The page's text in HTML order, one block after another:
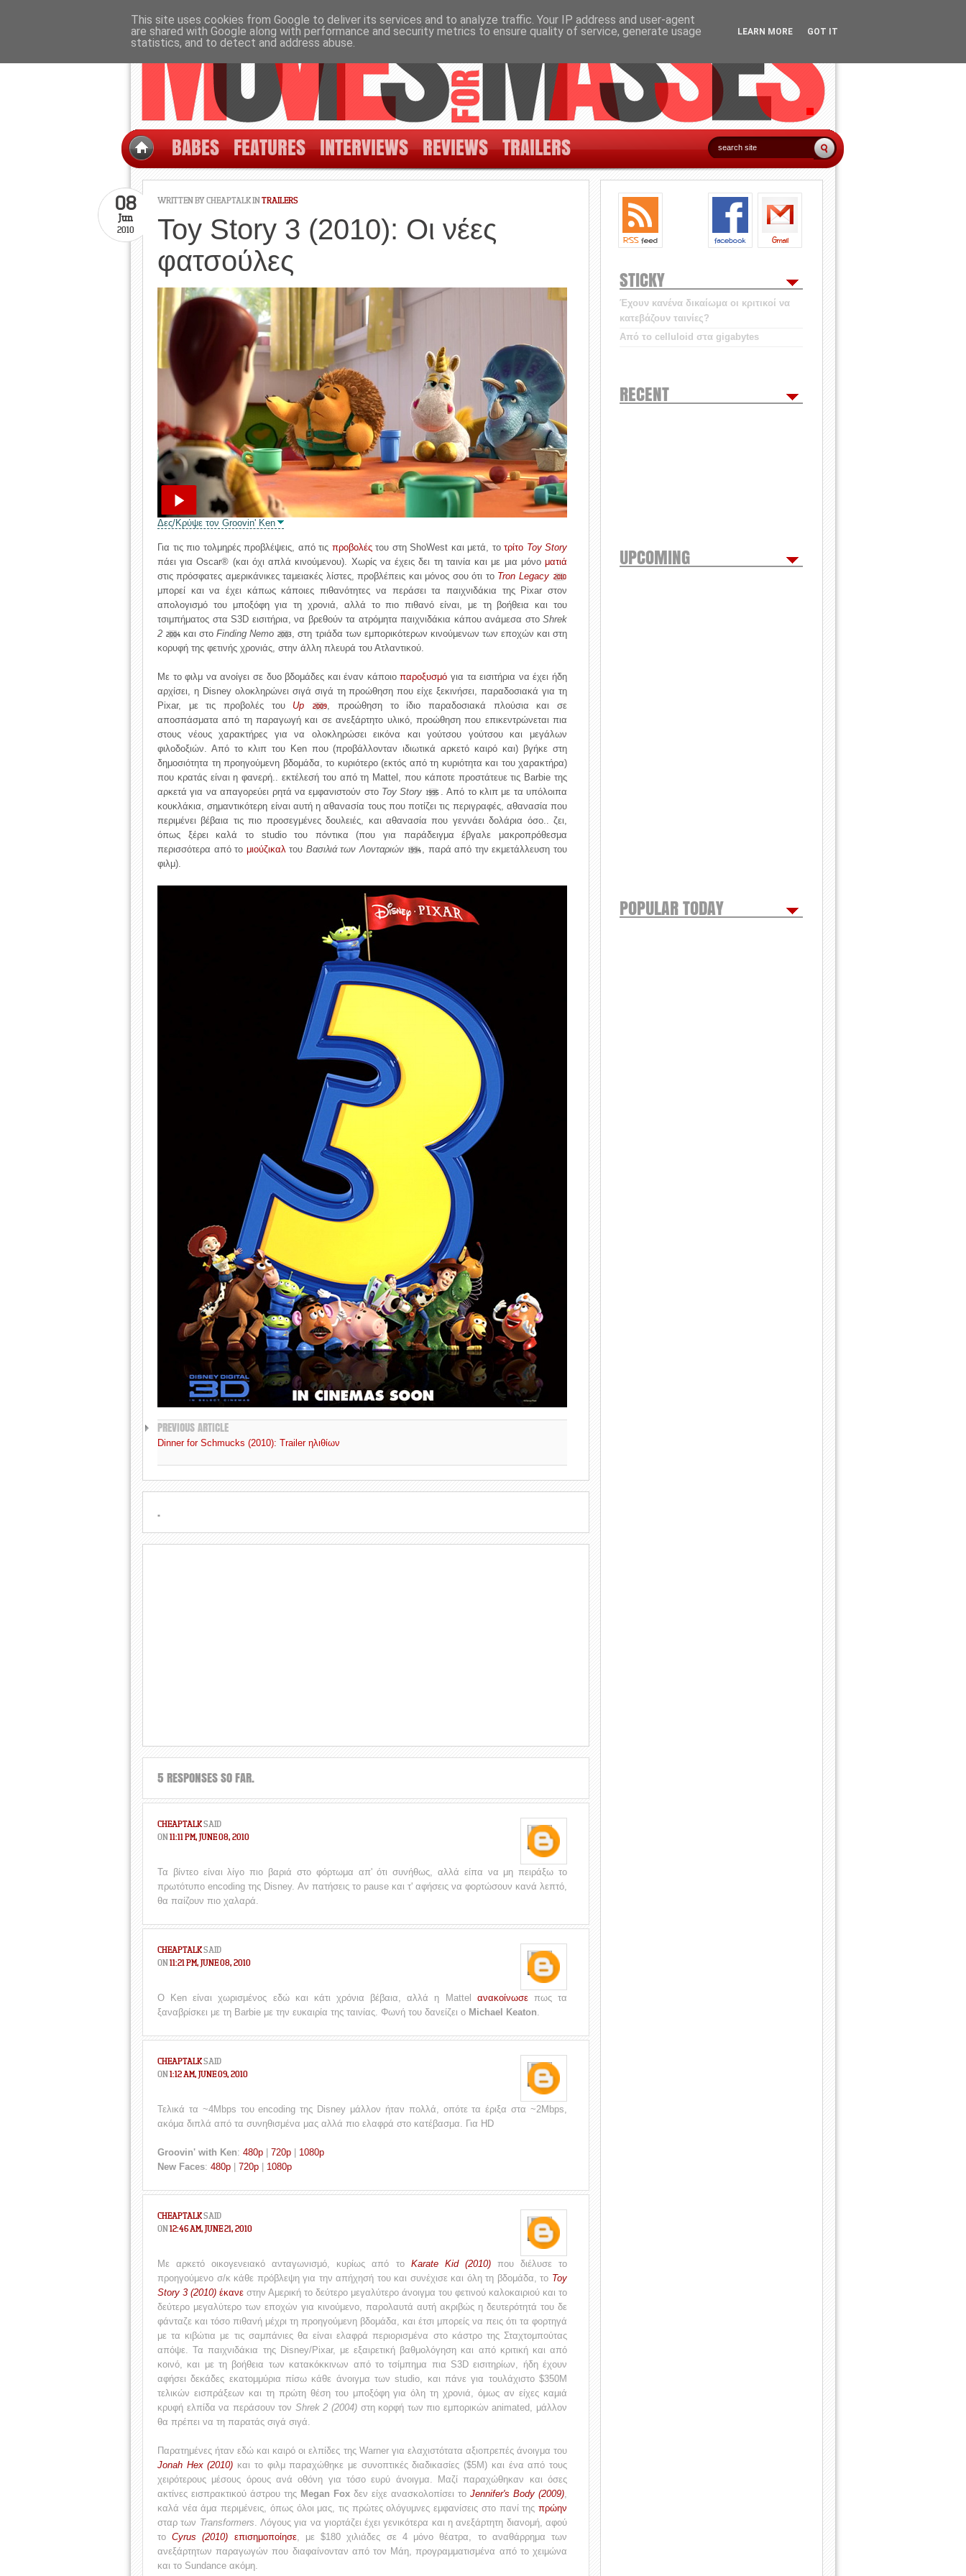
BABES FEATURES INTERVIEWS REVIEWS TRAILERS
WRITTEN BY CHEAPTALK INTRAILERS
08
Jun
2010
Toy Story 3 (2010): Οι νέες
φατσούλες
Δες/Κρύψε τον Groovin' Ken
Για τις πιο τολμηρές προβλέψεις, από τις προβολέςτου στη ShoWest και μετά, το τρίτο Toy Story
πάει για Oscar® (και όχι απλά κινούμενου). Χωρίς να έχεις δει τη ταινία και με μια μόνο ματιά
στις πρόσφατες αμερικάνικες ταμειακές λίστες, προβλέπεις και μόνος σου ότι το Tron Legacy 2010
μπορεί και να έχει κάπως κάποιες πιθανότητες να περάσει τα παιχνιδάκια της Pixar στον
απολογισμό του μποξόφη για τη χρονιά, αλλά το πιο πιθανό είναι, με τη βοήθεια και του
τσιμπήματος στα S3D εισιτήρια, να βρεθούν τα ατρόμητα παιχνιδάκια κάπου ανάμεσα στο Shrek
2 2004 και στοFinding Nemo 2003, στη τριάδα των εμπορικότερων κινούμενων των εποχών και στη
κορυφή της φετινής χρονιάς, στην άλλη πλευρά του Ατλαντικού.
Με το φιλμ να ανοίγει σε δυο βδομάδες και έναν κάποιοπαροξυσμό για τα εισιτήρια να έχει ήδη
αρχίσει, η Disney ολοκληρώνει σιγά σιγά τη προώθηση που είχε ξεκινήσει, παραδοσιακά για τη
Pixar, με τις προβολές του Up 2009, προώθηση το ίδιο παραδοσιακά πλούσια και σε
αποσπάσματα από τη παραγωγή και σε ανεξάρτητο υλικό, προώθηση που επικεντρώνεται πια
στους νέους χαρακτήρες για να ολοκληρώσει εικόνα και γούτσου γούτσου και μεγάλων
φιλοδοξιών. Από το κλιπ του Ken που (προβάλλονταν ιδιωτικά αρκετό καιρό και) βγήκε στη
δημοσιότητα τη προηγούμενη βδομάδα, το κυριότερο (εκτός από τη κυριότητα και του χαρακτήρα)
που κρατάς είναι η φανερή.. εκτέλεσή του από τη Mattel, που κάποτε προστάτευε τις Barbie της
αρκετά για να απαγορεύει ρητά να εμφανιστούν στο Toy Story 1995 . Από το κλιπ με τα υπόλοιπα
κουκλάκια, σημαντικότερη είναι αυτή η αθανασία τους που ποτίζει τις περιγραφές, αθανασία που
περιμένει βέβαια τις πιο προσεγμένες δουλειές, και αθανασία που γεννάει δολάρια όσο.. ζει,
όπως ξέρει καλά το studio του πόντικα (που για παράδειγμα έβγαλε μακροπρόθεσμα
περισσότερα από το μιούζικαλτου Βασιλιά των Λονταριών 1994, παρά από την εκμετάλλευση του
φιλμ).
PREVIOUS ARTICLE
Dinner for Schmucks (2010): Trailer ηλιθίων
.
5 RESPONSES SO FAR.
CHEAPTALKSAID
ON11:11 PM, JUNE 08, 2010
Τα βίντεο είναι λίγο πιο βαριά στο φόρτωμα απ' ότι συνήθως, αλλά είπα να μη πειράξω το
πρωτότυπο encoding της Disney. Αν πατήσεις το pause και τ' αφήσεις να φορτώσουν κανά λεπτό,
θα παίζουν πιο χαλαρά.
CHEAPTALKSAID
ON11:21 PM, JUNE 08, 2010
O Ken είναι χωρισμένος εδώ και κάτι χρόνια βέβαια, αλλά η Mattel ανακοίνωσεπως τα
ξαναβρίσκει με τη Barbie με την ευκαιρία της ταινίας. Φωνή του δανείζει ο Michael Keaton.
CHEAPTALKSAID
ON1:12 AM, JUNE 09, 2010
Τελικά τα ~4Mbps του encoding της Disney μάλλον ήταν πολλά, οπότε τα έριξα στα ~2Mbps,
ακόμα διπλά από τα συνηθισμένα μας αλλά πιο ελαφρά στο κατέβασμα. Για HD
Groovin' with Ken: 480p 720p
1080p
New Faces: 480p 720p 1080p
CHEAPTALKSAID
ON12:46 AM, JUNE 21, 2010
Με αρκετό οικογενειακό ανταγωνισμό, κυρίως από το Karate Kid (2010)που διέλυσε το
προηγούμενο σ/κ κάθε πρόβλεψη για την απήχησή του και συνέχισε και όλη τη βδομάδα, το Toy
Story 3 (2010) έκανε στην Αμερική το δεύτερο μεγαλύτερο άνοιγμα του φετινού καλοκαιριού και το
δεύτερο μεγαλύτερο των εποχών για κινούμενο, παρολαυτά αυτή ακριβώς η δευτερότητά του δε
φάνταζε και τόσο πιθανή μέχρι τη προηγούμενη βδομάδα, και έτσι μπορείς να πεις ότι τα φορτηγά
με τα κιβώτια με τις σαμπάνιες θα είναι ελαφρά περιορισμένα στο κάστρο της Σταχτομπούτας
απόψε. Τα παιχνιδάκια της Disney/Pixar, με εξαιρετική βαθμολόγηση και από κριτική και από
κοινό, και με τη βοήθεια των κατακόκκινων από το τσίμπημα πια S3D εισιτηρίων, ήδη έχουν
αφήσει δεκάδες εκατομμύρια πίσω κάθε άνοιγμα των studio, και πάνε για τουλάχιστο $350M
τελικών εισπράξεων και τη πρώτη θέση του μποξόφη για όλη τη χρονιά, όμως αν είχες καμιά
κρυφή ελπίδα να περάσουν τον Shrek 2 (2004) στη κορφή των πιο εμπορικών animated, μάλλον
θα πρέπει να τη παρατάς σιγά σιγά.
Παρατημένες ήταν εδώ και καιρό οι ελπίδες της Warner για ελαχιστότατα αξιοπρεπές άνοιγμα του
Jonah Hex (2010) και το φιλμ παραχώθηκε με συνοπτικές διαδικασίες ($5M) και ένα από τους
χειρότερους μέσους όρους ανά οθόνη για τόσο ευρύ άνοιγμα. Μαζί παραχώθηκαν και όσες
ακτίνες εισπρακτικού άστρου της Megan Fox δεν είχε ανασκολοπίσει το Jennifer's Body (2009),
καλά νέα άμα περιμένεις, όπως όλοι μας, τις πρώτες ολόγυμνες εμφανίσεις στο πανί της πρώην
σταρ των Transformers. Λόγους για να γιορτάζει έχει γενικότερα και η ανεξάρτητη διανομή, αφού
τοCyrus (2010) επισημοποίησε, με $180 χιλιάδες σε 4 μόνο θέατρα, το αναθάρρημα των
ανεξάρτητων παραγωγών που διαφαίνονταν από τον Μάη, προγραμματισμένα από το χειμώνα
και το Sundance ακόμη.
STICKY
Έχουν κανένα δικαίωμα οι κριτικοί να
κατεβάζουν ταινίες?
Από το celluloid στα gigabytes
RECENT
UPCOMING
POPULAR TODAY
This site uses cookies from Google to deliver its services and to analyze traffic. Your IP address and user-agent
are shared with Google along with performance and security metrics to ensure quality of service, generate usage
statistics, and to detect and address abuse.
LEARN MORE GOT IT